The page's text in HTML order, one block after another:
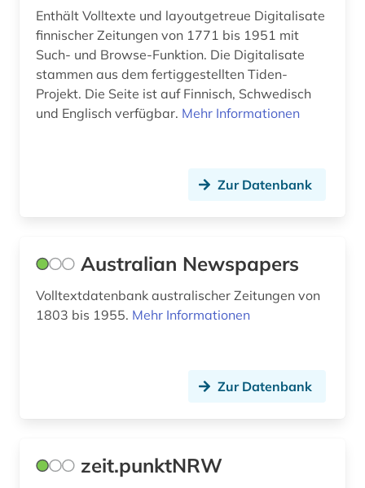
coburg (1)
computertechnik (1)
computerwissenschaft (1)
deutsches sprachgebiet (1)
deutschland (24)
district of columbia (1)
Nordamerika (7)
Nordrhein-Westfalen (7)
Norwegen (1)
Oesterreich (20)
Rheinland-Pfalz (5)
Russland, Sowjetunion (21)
Saarland (1)
Schweden (2)
Schweiz (23)
Enthält Volltexte und layoutgetreue Digitalisate
finnischer Zeitungen von 1771 bis 1951 mit
Such- und Browse-Funktion. Die Digitalisate
stammen aus dem fertiggestellten Tiden-
Projekt. Die Seite ist auf Finnisch, Schwedisch
und Englisch verfügbar. Mehr Informationen
Zur Datenbank
Australian Newspapers
Volltextdatenbank australischer Zeitungen von
1803 bis 1955. Mehr Informationen
Zur Datenbank
zeit.punktNRW